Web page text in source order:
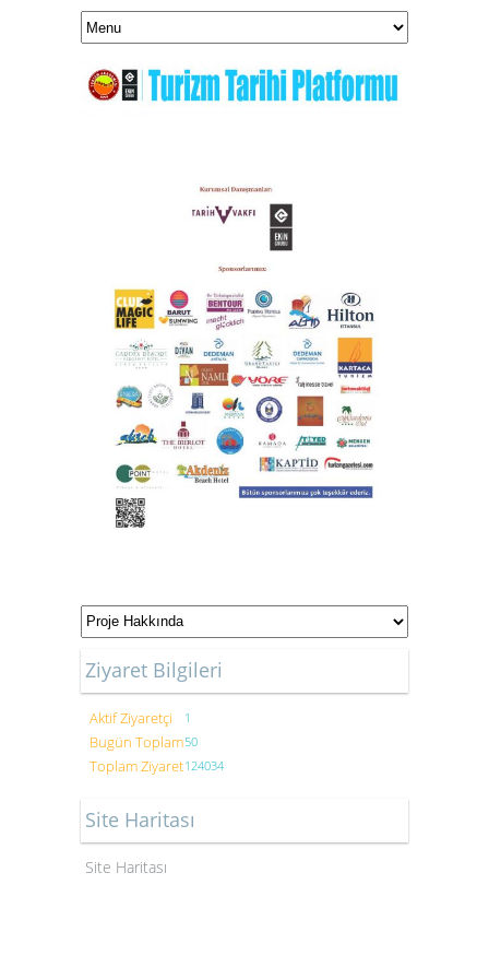
Ziyaret Bilgileri
Aktif Ziyaretçi 1
Bugün Toplam50
Toplam Ziyaret124034
Site Haritası
Site Haritası